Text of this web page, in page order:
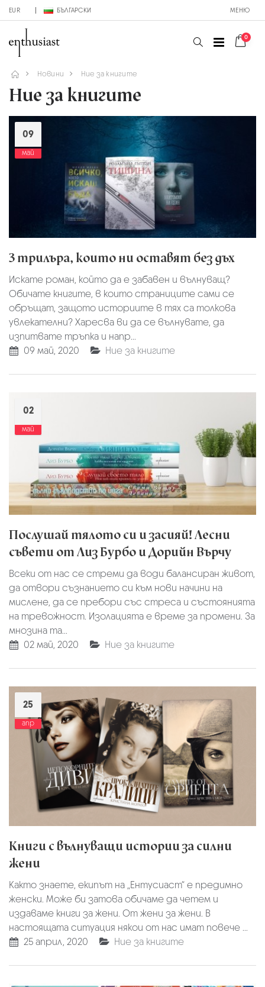
EUR БЪЛГАРСКИ МЕНЮ
0
Новини Ние за книгите
Ние за книгите
09
май
3 трилъра, които ни оставят без дъх
Искате роман, който да е забавен и вълнуващ?
Обичате книгите, в които страниците сами се
обръщат, защото историите в тях са толкова
увлекателни? Харесва ви да се вълнувате, да
изпитвате тръпка и напр...
09 май, 2020
Ние за книгите
02
май
Послушай тялото си и засияй! Лесни
съвети от Лиз Бурбо и Дорийн Върчу
Всеки от нас се стреми да води балансиран живот,
да отвори съзнанието си към нови начини на
мислене, да се пребори със стреса и състоянията
на тревожност. Изолацията е време за промени. За
мнозина та...
02 май, 2020
Ние за книгите
25
апр
Книги с вълнуващи истории за силни
жени
Както знаете, екипът на „Ентусиаст“ е предимно
женски. Може би затова обичаме да четем и
издаваме книги за жени. От жени за жени. В
настоящата ситуация някои от нас имат повече ...
25 април, 2020
Ние за книгите